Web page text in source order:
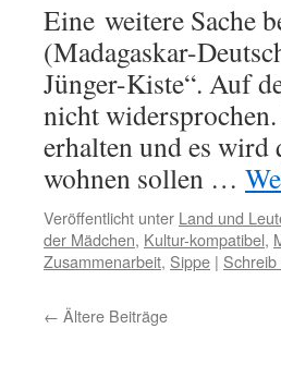
Eine weitere Sache
(Madagaskar-
Jünger-Kiste“. Auf
nicht
erhalten und es
wohnen sollen …
Veröffentlicht unter Land und
der Mädchen, Kultur-kompatibel,
Zusammenarbeit, Sippe |
← Ältere Beiträge